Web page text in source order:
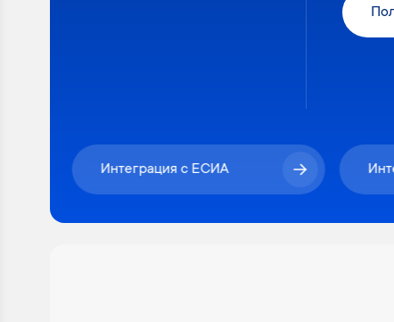
Интеграция с ЕСИА